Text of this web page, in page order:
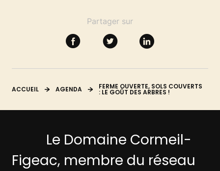
Partager sur
ACCUEIL AGENDA FERME OUVERTE, SOLS COUVERTS
: LE GOÛT DES ARBRES !
Le Domaine Cormeil-
Figeac, membre du réseau